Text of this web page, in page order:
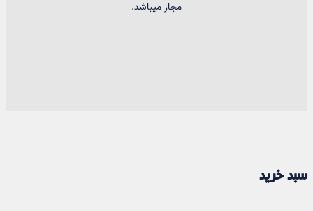
مجاز میباشد.
سبد خرید